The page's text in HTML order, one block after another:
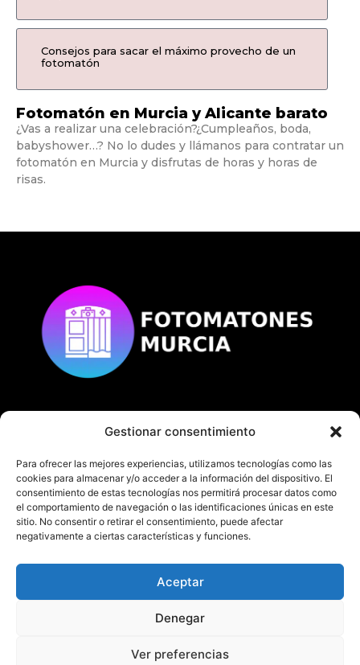
Gestionar consentimiento
Para ofrecer las mejores experiencias, utilizamos tecnologías como las
cookies para almacenar y/o acceder a la información del dispositivo. El
consentimiento de estas tecnologías nos permitirá procesar datos como
el comportamiento de navegación o las identificaciones únicas en este
sitio. No consentir o retirar el consentimiento, puede afectar
negativamente a ciertas características y funciones.
Aceptar
Denegar
Ver preferencias
Consejos para sacar el máximo provecho de un
fotomatón
Fotomatón en Murcia y Alicante barato
¿Vas a realizar una celebración?¿Cumpleaños, boda,
babyshower…? No lo dudes y llámanos para contratar un
fotomatón en Murcia y disfrutas de horas y horas de
risas.
© Copyrightfotomatonesmurcia.es
Todos los derechos reservados.
En fotomatonesmurcia.es te ofrecemos nuestro
servicio de fotomatón en Murcia y Alicante.
¡No dudes en contactarnos!
622 382 713- 968 205 280